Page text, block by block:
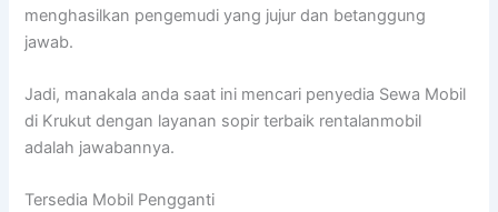
menghasilkan pengemudi yang jujur dan betanggung
jawab.
Jadi, manakala anda saat ini mencari penyedia Sewa Mobil
di Krukut dengan layanan sopir terbaik rentalanmobil
adalah jawabannya.
Tersedia Mobil Pengganti